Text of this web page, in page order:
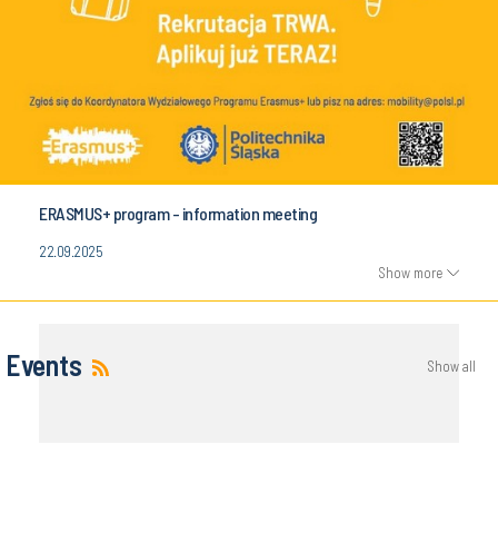
ERASMUS+ program - information meeting
22.09.2025
Show more
Events Show all